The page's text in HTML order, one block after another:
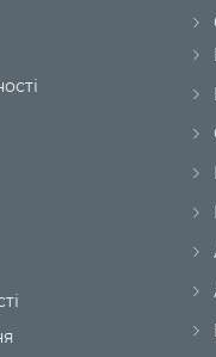
для підключення